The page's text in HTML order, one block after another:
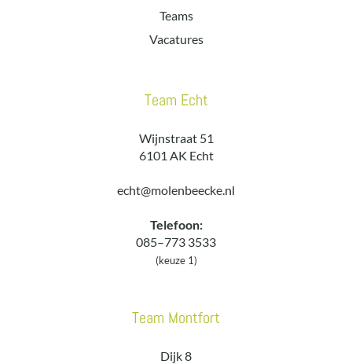
Teams
Vacatures
Team Echt
Wijnstraat 51
6101 AK Echt
echt@molenbeecke.nl
Telefoon:
085–773 3533
(keuze 1)
Team Montfort
Dijk 8